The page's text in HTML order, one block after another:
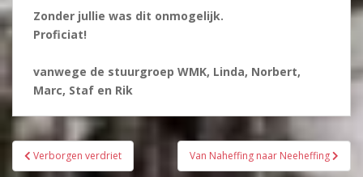
Zonder jullie was dit onmogelijk.
Proficiat!
vanwege de stuurgroep WMK, Linda, Norbert,
Marc, Staf en Rik
Bericht
navigatie
Verborgen verdriet Van Naheffing naar Neeheffing